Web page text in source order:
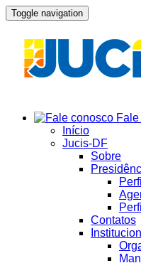
Toggle navigation
Início
Jucis-DF
Sobre
Contatos